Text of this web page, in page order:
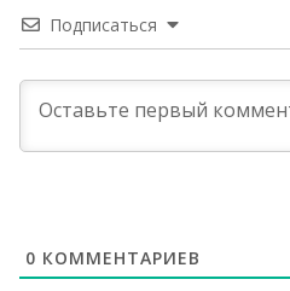
Подписаться
0 КОММЕНТАРИЕВ